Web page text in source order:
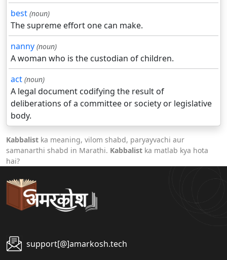
best (noun)
The supreme effort one can make.
nanny (noun)
A woman who is the custodian of children.
act (noun)
A legal document codifying the result of
deliberations of a committee or society or legislative
body.
Kabbalist ka meaning, vilom shabd, paryayvachi aur
samanarthi shabd in Marathi. Kabbalist ka matlab kya hota
hai?
support[@]amarkosh.tech